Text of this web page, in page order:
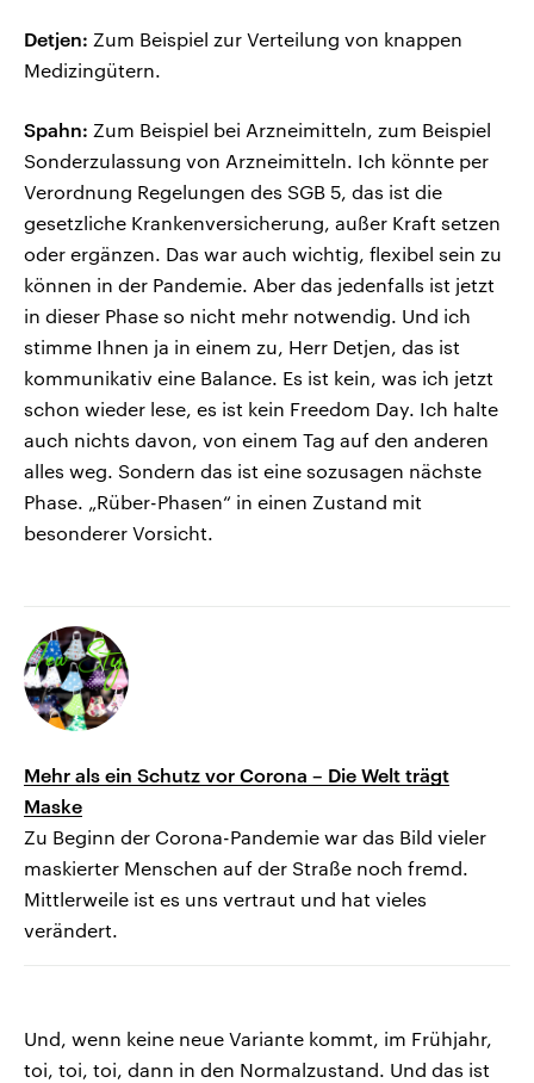
Detjen: Zum Beispiel zur Verteilung von knappen
Medizingütern.
Spahn: Zum Beispiel bei Arzneimitteln, zum Beispiel
Sonderzulassung von Arzneimitteln. Ich könnte per
Verordnung Regelungen des SGB 5, das ist die
gesetzliche Krankenversicherung, außer Kraft setzen
oder ergänzen. Das war auch wichtig, flexibel sein zu
können in der Pandemie. Aber das jedenfalls ist jetzt
in dieser Phase so nicht mehr notwendig. Und ich
stimme Ihnen ja in einem zu, Herr Detjen, das ist
kommunikativ eine Balance. Es ist kein, was ich jetzt
schon wieder lese, es ist kein Freedom Day. Ich halte
auch nichts davon, von einem Tag auf den anderen
alles weg. Sondern das ist eine sozusagen nächste
Phase. „Rüber-Phasen“ in einen Zustand mit
besonderer Vorsicht.
Mehr als ein Schutz vor Corona – Die Welt trägt
Maske
Zu Beginn der Corona-Pandemie war das Bild vieler
maskierter Menschen auf der Straße noch fremd.
Mittlerweile ist es uns vertraut und hat vieles
verändert.
Und, wenn keine neue Variante kommt, im Frühjahr,
toi, toi, toi, dann in den Normalzustand. Und das ist